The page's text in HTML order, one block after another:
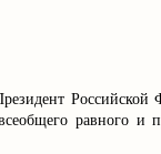
Российской
равного и